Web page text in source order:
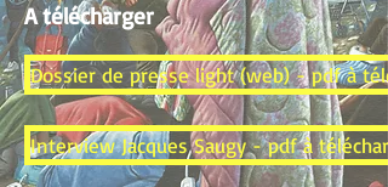
Dossier de presse light (web) - pdf à
A télécharger
Interview Jacques Saugy - pdf à